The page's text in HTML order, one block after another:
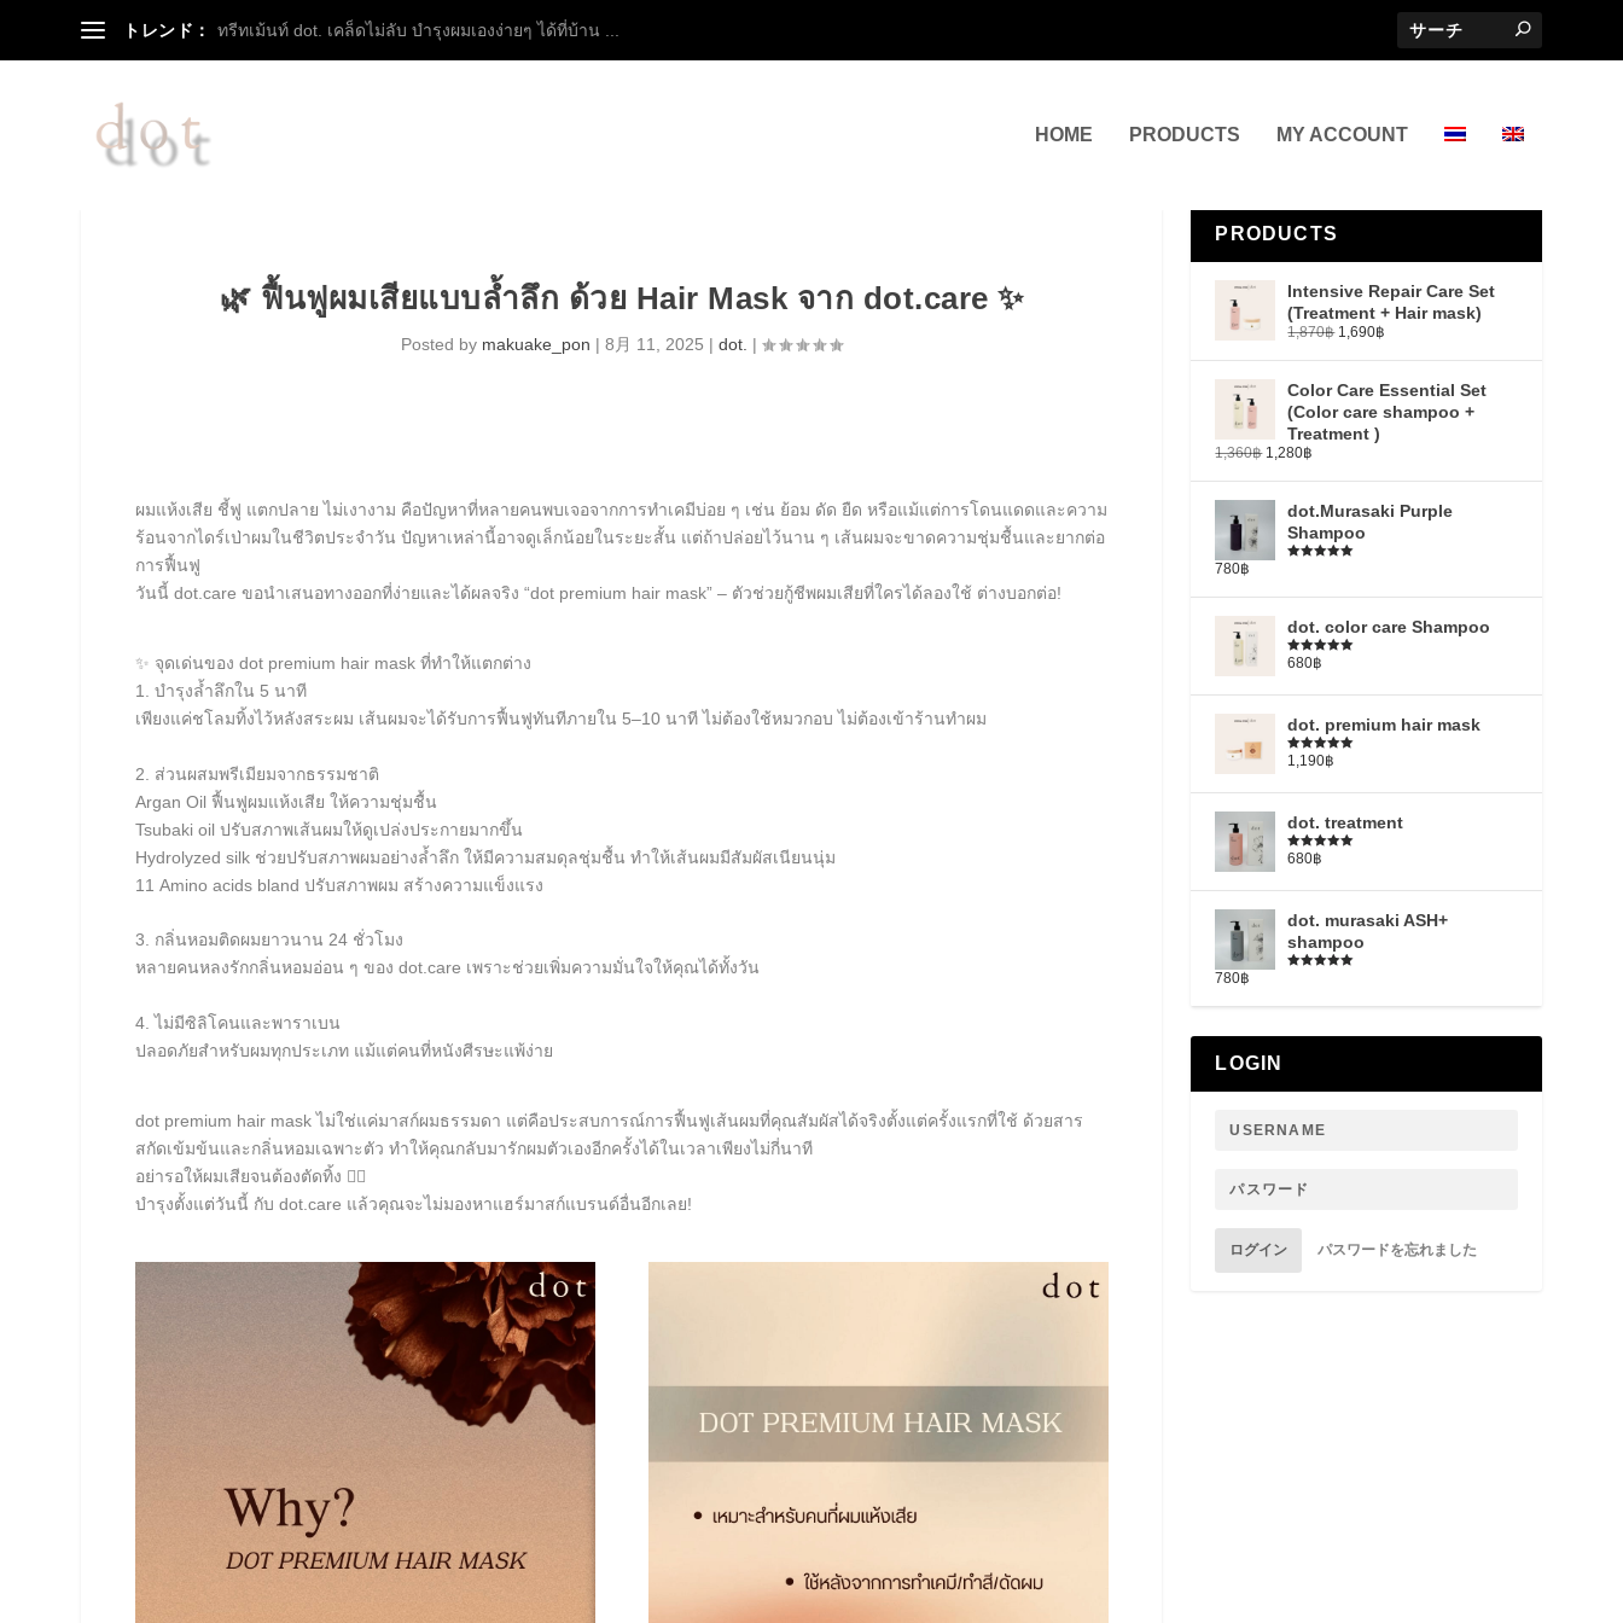
トレンド： ทรีทเม้นท์ dot. เคล็ดไม่ลับ บำรุงผมเองง่ายๆ ได้ที่บ้าน ...
HOME PRODUCTS MY ACCOUNT
🌿 ฟื้นฟูผมเสียแบบล้ำลึก ด้วย Hair Mask จาก dot.care ✨
Posted by makuake_pon |8月 11, 2025 |dot. |
ผมแห้งเสีย ชี้ฟู แตกปลาย ไม่เงางาม คือปัญหาที่หลายคนพบเจอจากการทำเคมีบ่อย ๆ เช่น ย้อม ดัด ยืด หรือแม้แต่การโดนแดดและความ
ร้อนจากไดร์เป่าผมในชีวิตประจำวัน ปัญหาเหล่านี้อาจดูเล็กน้อยในระยะสั้น แต่ถ้าปล่อยไว้นาน ๆ เส้นผมจะขาดความชุ่มชื้นและยากต่อ
การฟื้นฟู
วันนี้ dot.care ขอนำเสนอทางออกที่ง่ายและได้ผลจริง “dot premium hair mask” – ตัวช่วยกู้ชีพผมเสียที่ใครได้ลองใช้ ต่างบอกต่อ!
✨ จุดเด่นของ dot premium hair mask ที่ทำให้แตกต่าง
1. บำรุงล้ำลึกใน 5 นาที
เพียงแค่ชโลมทิ้งไว้หลังสระผม เส้นผมจะได้รับการฟื้นฟูทันทีภายใน 5–10 นาที ไม่ต้องใช้หมวกอบ ไม่ต้องเข้าร้านทำผม
2. ส่วนผสมพรีเมียมจากธรรมชาติ
Argan Oil ฟื้นฟูผมแห้งเสีย ให้ความชุ่มชื้น
Tsubaki oil ปรับสภาพเส้นผมให้ดูเปล่งประกายมากขึ้น
Hydrolyzed silk ช่วยปรับสภาพผมอย่างล้ำลึก ให้มีความสมดุลชุ่มชื้น ทำให้เส้นผมมีสัมผัสเนียนนุ่ม
11 Amino acids bland ปรับสภาพผม สร้างความแข็งแรง
3. กลิ่นหอมติดผมยาวนาน 24 ชั่วโมง
หลายคนหลงรักกลิ่นหอมอ่อน ๆ ของ dot.care เพราะช่วยเพิ่มความมั่นใจให้คุณได้ทั้งวัน
4. ไม่มีซิลิโคนและพาราเบน
ปลอดภัยสำหรับผมทุกประเภท แม้แต่คนที่หนังศีรษะแพ้ง่าย
dot premium hair mask ไม่ใช่แค่มาสก์ผมธรรมดา แต่คือประสบการณ์การฟื้นฟูเส้นผมที่คุณสัมผัสได้จริงตั้งแต่ครั้งแรกที่ใช้ ด้วยสาร
สกัดเข้มข้นและกลิ่นหอมเฉพาะตัว ทำให้คุณกลับมารักผมตัวเองอีกครั้งได้ในเวลาเพียงไม่กี่นาที
อย่ารอให้ผมเสียจนต้องตัดทิ้ง 💇‍♀️
บำรุงตั้งแต่วันนี้ กับ dot.care แล้วคุณจะไม่มองหาแฮร์มาสก์แบรนด์อื่นอีกเลย!
PRODUCTS
Intensive Repair Care Set
(Treatment + Hair mask)
1,870฿ 1,690฿
Color Care Essential Set
(Color care shampoo +
Treatment )
1,360฿ 1,280฿
dot.Murasaki Purple
Shampoo
780฿
dot. color care Shampoo
5段階中
680฿
dot. premium hair mask
5段階中
1,190฿
dot. treatment
5段階中
680฿
dot. murasaki ASH+
shampoo
780฿
LOGIN
ログイン パスワードを忘れました